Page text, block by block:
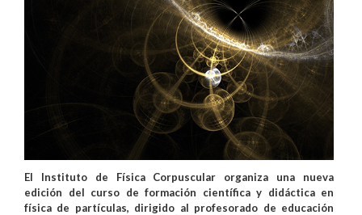
El Instituto de Física Corpuscular organiza una nueva
edición del curso de formación científica y didáctica en
física de partículas, dirigido al profesorado de educación